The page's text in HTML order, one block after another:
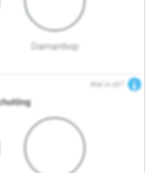
Diamantkop
Wat is dit?